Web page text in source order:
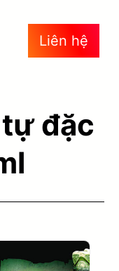
Liên hệ
đặc